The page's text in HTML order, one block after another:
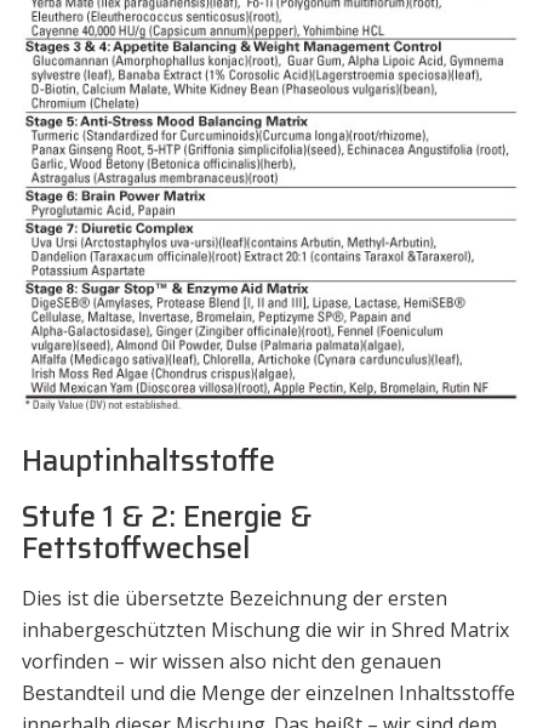
Hauptinhaltsstoffe
Stufe 1 & 2: Energie &
Fettstoffwechsel
Dies ist die übersetzte Bezeichnung der ersten
inhabergeschützten Mischung die wir in Shred Matrix
vorfinden – wir wissen also nicht den genauen
Bestandteil und die Menge der einzelnen Inhaltsstoffe